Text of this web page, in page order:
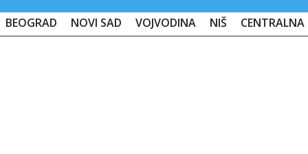
BEOGRAD NOVI SAD VOJVODINA NIŠ CENTRALNA